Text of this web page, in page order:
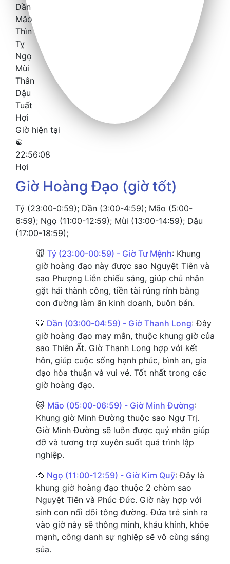
Dần
Mão
Thìn
Tỵ
Ngọ
Mùi
Thân
Dậu
Tuất
Hợi
Giờ hiện tại
☯
22:56:09
Hợi
Giờ Hoàng Đạo (giờ tốt)
Tý (23:00-0:59); Dần (3:00-4:59); Mão (5:00-
6:59); Ngọ (11:00-12:59); Mùi (13:00-14:59); Dậu
(17:00-18:59);
🐭 Tý (23:00-00:59) - Giờ Tư Mệnh: Khung
giờ hoàng đạo này được sao Nguyệt Tiên và
sao Phượng Liễn chiếu sáng, giúp chủ nhân
gặt hái thành công, tiền tài rủng rỉnh bằng
con đường làm ăn kinh doanh, buôn bán.
🐯 Dần (03:00-04:59) - Giờ Thanh Long: Đây
giờ hoàng đạo may mắn, thuộc khung giờ của
sao Thiên Ất. Giờ Thanh Long hợp với kết
hôn, giúp cuộc sống hạnh phúc, bình an, gia
đạo hòa thuận và vui vẻ. Tốt nhất trong các
giờ hoàng đạo.
🐱 Mão (05:00-06:59) - Giờ Minh Đường:
Khung giờ Minh Đường thuộc sao Ngự Trị.
Giờ Minh Đường sẽ luôn được quý nhân giúp
đỡ và tương trợ xuyên suốt quá trình lập
nghiệp.
🐴 Ngọ (11:00-12:59) - Giờ Kim Quỹ: Đây là
khung giờ hoàng đạo thuộc 2 chòm sao
Nguyệt Tiên và Phúc Đức. Giờ này hợp với
sinh con nối dõi tông đường. Đứa trẻ sinh ra
vào giờ này sẽ thông minh, kháu khỉnh, khỏe
mạnh, công danh sự nghiệp sẽ vô cùng sáng
sủa.